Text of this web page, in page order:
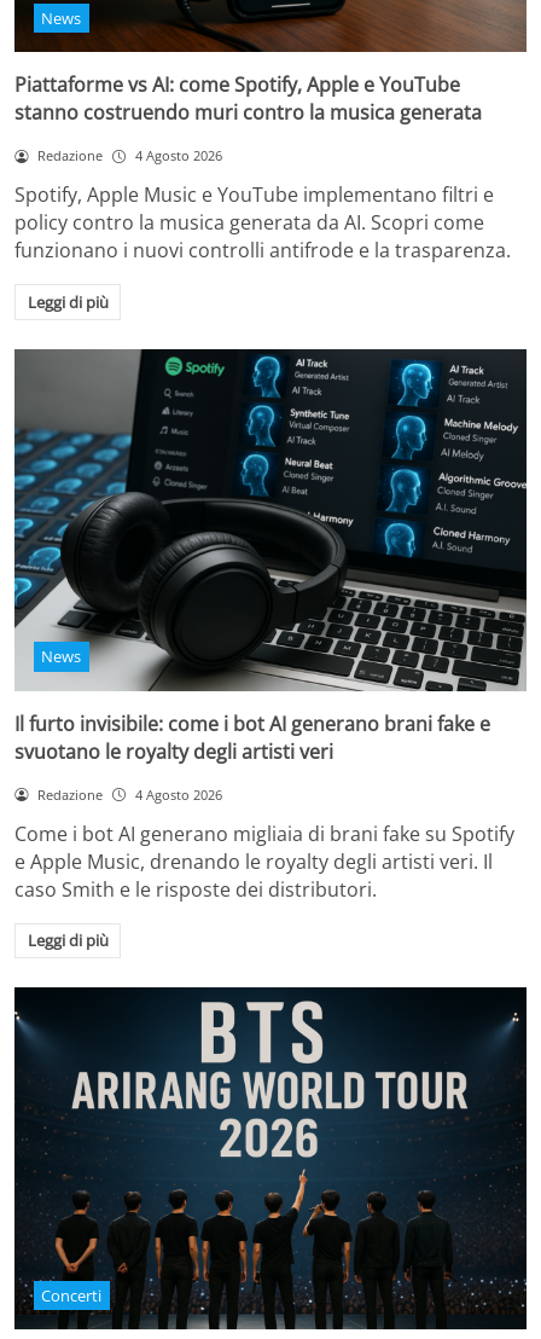
News
Piattaforme vs AI: come Spotify, Apple e YouTube
stanno costruendo muri contro la musica generata
Redazione 4 Agosto 2026
Spotify, Apple Music e YouTube implementano filtri e
policy contro la musica generata da AI. Scopri come
funzionano i nuovi controlli antifrode e la trasparenza.
Leggi di più
News
Il furto invisibile: come i bot AI generano brani fake e
svuotano le royalty degli artisti veri
Redazione 4 Agosto 2026
Come i bot AI generano migliaia di brani fake su Spotify
e Apple Music, drenando le royalty degli artisti veri. Il
caso Smith e le risposte dei distributori.
Leggi di più
Concerti